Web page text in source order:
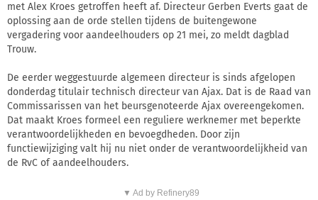
met Alex Kroes getroffen heeft af. Directeur Gerben Everts gaat de
oplossing aan de orde stellen tijdens de buitengewone
vergadering voor aandeelhouders op 21 mei, zo meldt dagblad
Trouw.
De eerder weggestuurde algemeen directeur is sinds afgelopen
donderdag titulair technisch directeur van Ajax. Dat is de Raad van
Commissarissen van het beursgenoteerde Ajax overeengekomen.
Dat maakt Kroes formeel een reguliere werknemer met beperkte
verantwoordelijkheden en bevoegdheden. Door zijn
functiewijziging valt hij nu niet onder de verantwoordelijkheid van
de RvC of aandeelhouders.
▼ Ad by Refinery89